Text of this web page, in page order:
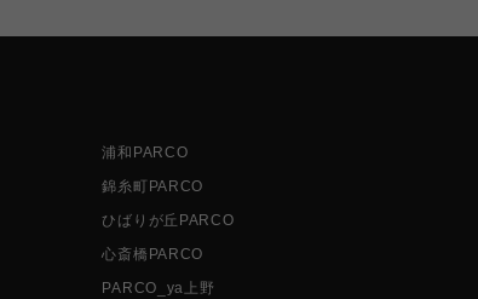
浦和PARCO
錦糸町PARCO
ひばりが丘PARCO
心斎橋PARCO
PARCO_ya上野